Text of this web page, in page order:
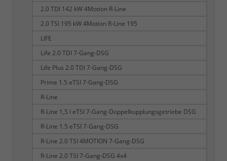
2.0 TDI 142 kW 4Motion R-Line
2.0 TSI 195 kW 4Motion R-Line 195
LIFE
Life 2.0 TDI 7-Gang-DSG
Life Plus 2.0 TDI 7-Gang-DSG
Prime 1.5 eTSI 7-Gang-DSG
R-Line
R-Line 1,5 l eTSI 7-Gang-Doppelkupplungsgetriebe DSG
R-Line 1.5 eTSI 7-Gang-DSG
R-Line 2.0 TSI 4MOTION 7-Gang-DSG
R-Line 2.0 TSI 7-Gang-DSG 4x4